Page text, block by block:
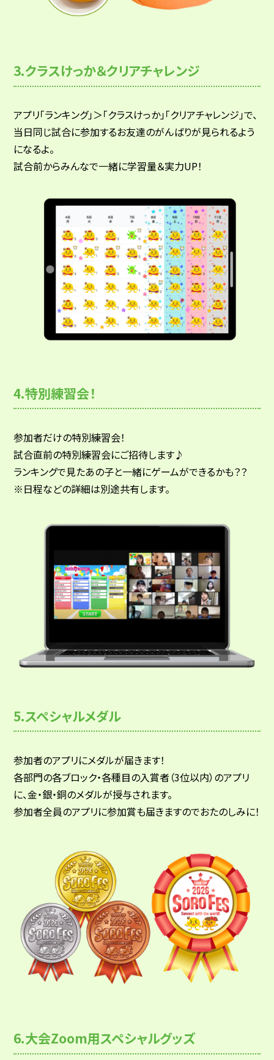
3.クラスけっか＆クリアチャレンジ
アプリ「ランキング」＞「クラスけっか」「クリアチャレンジ」で、
当日同じ試合に参加するお友達のがんばりが見られるよう
になるよ。
試合前からみんなで一緒に学習量＆実力UP！
4.特別練習会！
参加者だけの特別練習会！
試合直前の特別練習会にご招待します♪
ランキングで見たあの子と一緒にゲームができるかも？？
※日程などの詳細は別途共有します。
5.スペシャルメダル
参加者のアプリにメダルが届きます！
各部門の各ブロック・各種目の入賞者（3位以内）のアプリ
に、金・銀・銅のメダルが授与されます。
参加者全員のアプリに参加賞も届きますのでおたのしみに！
6.大会Zoom用スペシャルグッズ